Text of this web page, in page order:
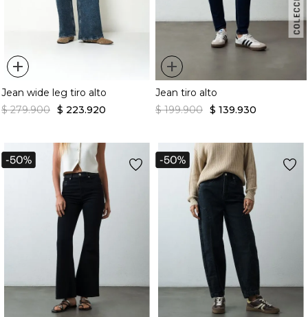
+
Jean wide leg tiro alto
$ 279.900 $ 223.920
+
Jean tiro alto
$ 199.900 $ 139.930